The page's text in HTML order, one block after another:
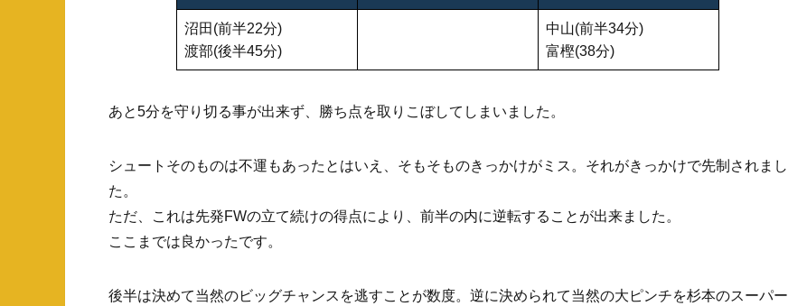
沼田(前半22分)
渡部(後半45分)
中山(前半34分)
富樫(38分)
あと5分を守り切る事が出来ず、勝ち点を取りこぼしてしまいました。
シュートそのものは不運もあったとはいえ、そもそものきっかけがミス。それがきっかけで先制されまし
た。
ただ、これは先発FWの立て続けの得点により、前半の内に逆転することが出来ました。
ここまでは良かったです。
後半は決めて当然のビッグチャンスを逃すことが数度。逆に決められて当然の大ピンチを杉本のスーパー